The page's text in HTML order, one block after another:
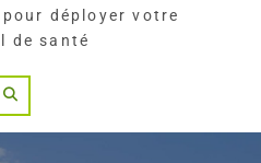
déployer votre
de santé